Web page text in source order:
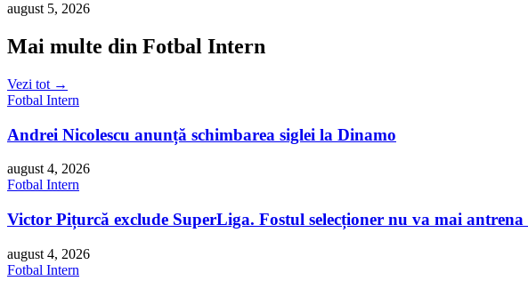
august 5, 2026
Mai multe din Fotbal Intern
Vezi tot →
Fotbal Intern
Andrei Nicolescu anunță schimbarea siglei la Dinamo
august 4, 2026
Fotbal Intern
Victor Pițurcă exclude SuperLiga. Fostul selecționer nu va mai
august 4, 2026
Fotbal Intern